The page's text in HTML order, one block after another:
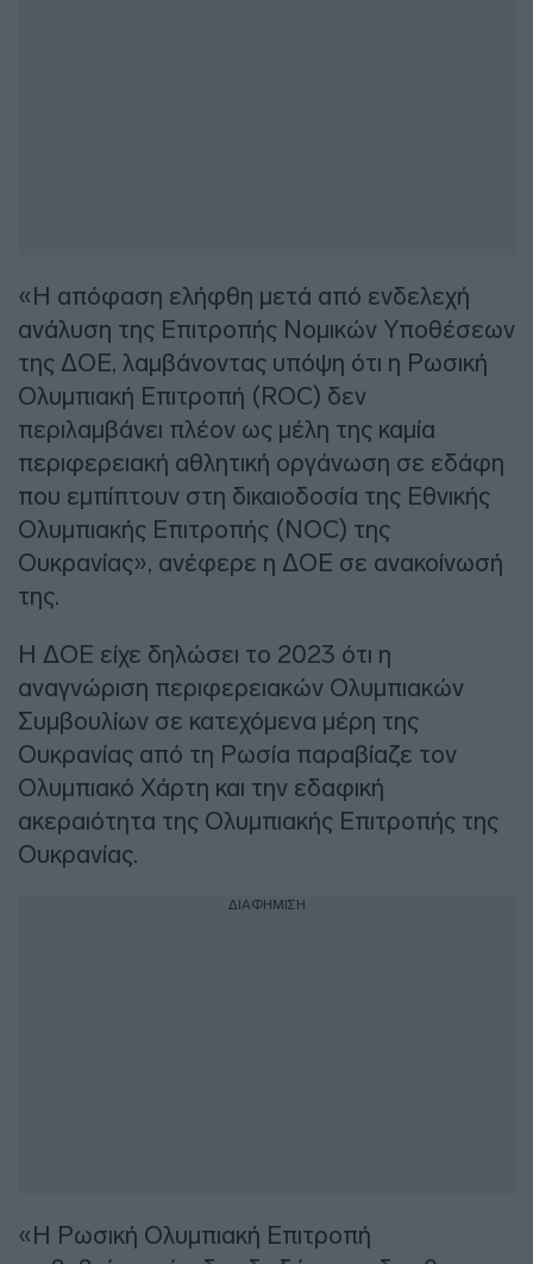
«Η απόφαση ελήφθη μετά από ενδελεχή
ανάλυση της Επιτροπής Νομικών Υποθέσεων
της ΔΟΕ, λαμβάνοντας υπόψη ότι η Ρωσική
Ολυμπιακή Επιτροπή (ROC) δεν
περιλαμβάνει πλέον ως μέλη της καμία
περιφερειακή αθλητική οργάνωση σε εδάφη
που εμπίπτουν στη δικαιοδοσία της Εθνικής
Ολυμπιακής Επιτροπής (NOC) της
Ουκρανίας», ανέφερε η ΔΟΕ σε ανακοίνωσή
της.
Η ΔΟΕ είχε δηλώσει το 2023 ότι η
αναγνώριση περιφερειακών Ολυμπιακών
Συμβουλίων σε κατεχόμενα μέρη της
Ουκρανίας από τη Ρωσία παραβίαζε τον
Ολυμπιακό Χάρτη και την εδαφική
ακεραιότητα της Ολυμπιακής Επιτροπής της
Ουκρανίας.
ΔΙΑΦΗΜΙΣΗ
«Η Ρωσική Ολυμπιακή Επιτροπή